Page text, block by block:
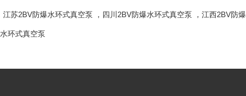
江苏2BV防爆水环式真空泵 ， 四川2BV防爆水环式真空泵 ， 江西2BV防
环式真空泵